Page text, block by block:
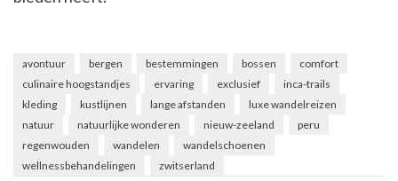
avontuur bergen bestemmingen bossen
comfort
culinaire hoogstandjes
ervaring exclusief
inca-trails
kleding
kustlijnen lange afstanden
luxe wandelreizen
natuur
natuurlijke wonderen nieuw-zeeland
peru
regenwouden
wandelen
wandelschoenen
wellnessbehandelingen
zwitserland